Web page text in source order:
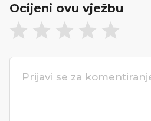
Ocijeni ovu vježbu